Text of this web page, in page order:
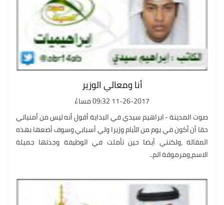
أنا ومعالي الوزير
11-26-2017 09:32 مساءً
صوت المدينة - ابراهيم سيدي في البداية أقول أنه ليس من أمنياتي
حقا أن أكون في يوم من الأيام وزيرا ولي أسبابي وسوف أضعها بهذه
المقالة ،ولكنني أيضا حين تأملت في الوظيفة وجدتها جميلة
الاسم،ومرموقة الم..